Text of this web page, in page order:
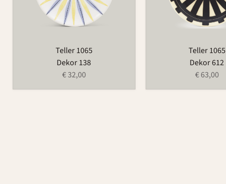
Teller 1065
Dekor 138
€ 32,00
Teller 1065
Dekor 612
€ 63,00